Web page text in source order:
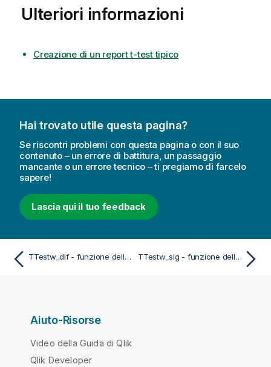
Ulteriori informazioni
Creazione di un report t-test tipico
Hai trovato utile questa pagina?
Se riscontri problemi con questa pagina o con il suo
contenuto – un errore di battitura, un passaggio
mancante o un errore tecnico – ti pregiamo di farcelo
sapere!
Lascia qui il tuo feedback
TTestw_dif - funzione dello script e del grafico TTestw_sig - funzione dello script e del grafico
Aiuto-Risorse
Video della Guida di Qlik
Qlik Developer